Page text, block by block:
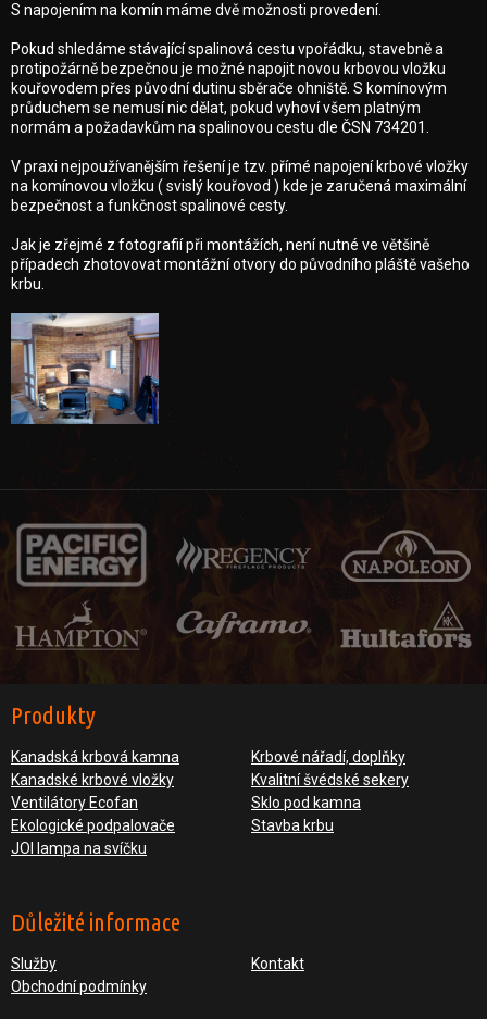
S napojením na komín máme dvě možnosti provedení.
Pokud shledáme stávající spalinová cestu vpořádku, stavebně a
protipožárně bezpečnou je možné napojit novou krbovou vložku
kouřovodem přes původní dutinu sběrače ohniště. S komínovým
průduchem se nemusí nic dělat, pokud vyhoví všem platným
normám a požadavkům na spalinovou cestu dle ČSN 734201.
V praxi nejpoužívanějším řešení je tzv. přímé napojení krbové vložky
na komínovou vložku ( svislý kouřovod ) kde je zaručená maximální
bezpečnost a funkčnost spalinové cesty.
Jak je zřejmé z fotografií při montážích, není nutné ve většině
případech zhotovovat montážní otvory do původního pláště vašeho
krbu.
Produkty
Kanadská krbová kamna
Kanadské krbové vložky
Ventilátory Ecofan
Ekologické podpalovače
JOI lampa na svíčku
Krbové nářadí, doplňky
Kvalitní švédské sekery
Sklo pod kamna
Stavba krbu
Důležité informace
Služby
Obchodní podmínky
Kontakt